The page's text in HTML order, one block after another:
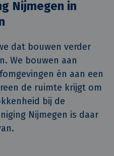
Nijmegen in
dat bouwen verder
We bouwen aan
én aan een
de ruimte krijgt om
bij de
Nijmegen is daar